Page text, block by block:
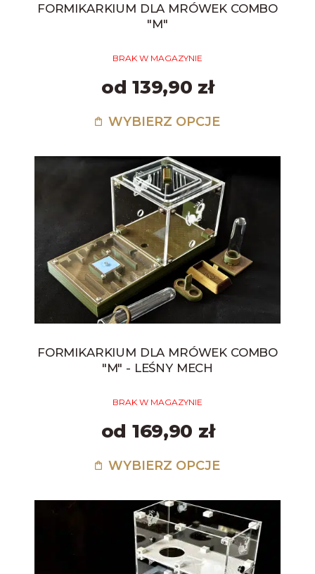
FORMIKARKIUM DLA MRÓWEK COMBO
"M"
BRAK W MAGAZYNIE
od 139,90 zł
WYBIERZ OPCJE
FORMIKARKIUM DLA MRÓWEK COMBO
"M" - LEŚNY MECH
BRAK W MAGAZYNIE
od 169,90 zł
WYBIERZ OPCJE